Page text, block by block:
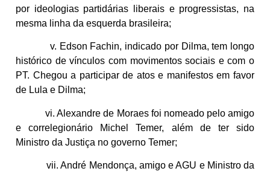
por ideologias partidárias liberais e progressistas, na
mesma linha da esquerda brasileira;
v. Edson Fachin, indicado por Dilma, tem longo
histórico de vínculos com movimentos sociais e com o
PT. Chegou a participar de atos e manifestos em favor
de Lula e Dilma;
vi. Alexandre de Moraes foi nomeado pelo amigo
e correlegionário Michel Temer, além de ter sido
Ministro da Justiça no governo Temer;
vii. André Mendonça, amigo e AGU e Ministro da